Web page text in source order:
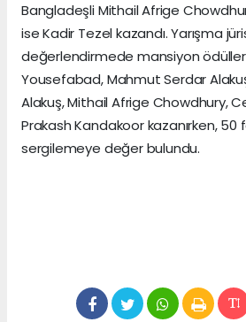
Bangladeşli Mithail Afrige
ise Kadir Tezel kazandı. Yarışma
değerlendirmede mansiyon
Yousefabad, Mahmut Serdar
Alakuş, Mithail Afrige Chowdhury,
Prakash Kandakoor kazanırken,
sergilemeye değer bulundu.